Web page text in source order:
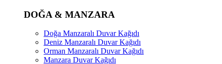
DOĞA & MANZARA
Doğa Manzaralı Duvar Kağıdı
Deniz Manzaralı Duvar Kağıdı
Orman Manzaralı Duvar Kağıdı
Manzara Duvar Kağıdı